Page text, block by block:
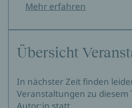
Mehr erfahren
Übersicht
In nächster Zeit finden
Veranstaltungen zu diesem